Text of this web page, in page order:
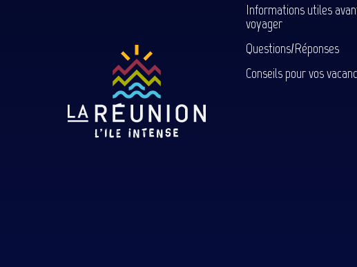
Informations utiles
voyager
Questions/Réponses
Conseils pour vos